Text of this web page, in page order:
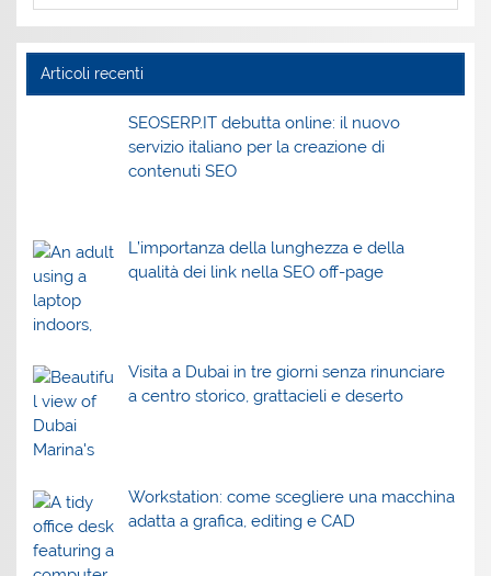
Articoli recenti
SEOSERP.IT debutta online: il nuovo
servizio italiano per la creazione di
contenuti SEO
L’importanza della lunghezza e della
qualità dei link nella SEO off-page
Visita a Dubai in tre giorni senza rinunciare
a centro storico, grattacieli e deserto
Workstation: come scegliere una macchina
adatta a grafica, editing e CAD